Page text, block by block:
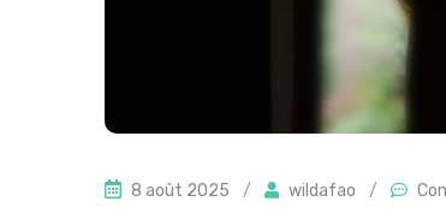
8 août 2025 / wildafao /